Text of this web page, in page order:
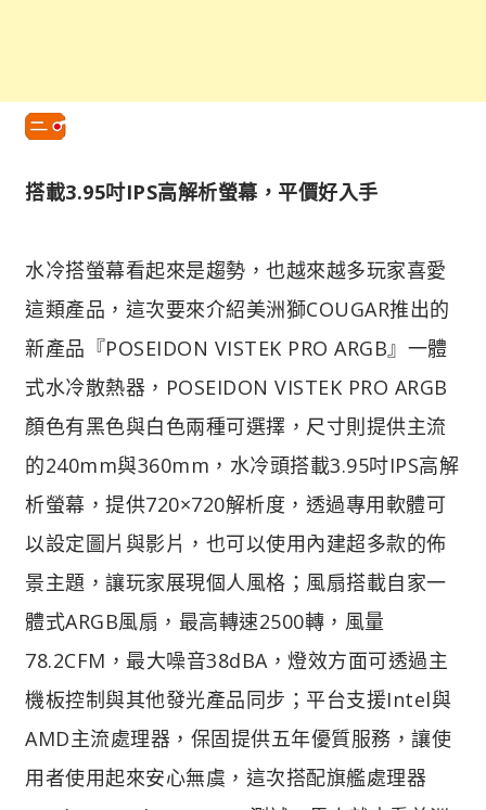
搭載3.95吋IPS高解析螢幕，平價好入手
水冷搭螢幕看起來是趨勢，也越來越多玩家喜愛
這類產品，這次要來介紹美洲獅COUGAR推出的
新產品『POSEIDON VISTEK PRO ARGB』一體
式水冷散熱器，POSEIDON VISTEK PRO ARGB
顏色有黑色與白色兩種可選擇，尺寸則提供主流
的240mm與360mm，水冷頭搭載3.95吋IPS高解
析螢幕，提供720×720解析度，透過專用軟體可
以設定圖片與影片，也可以使用內建超多款的佈
景主題，讓玩家展現個人風格；風扇搭載自家一
體式ARGB風扇，最高轉速2500轉，風量
78.2CFM，最大噪音38dBA，燈效方面可透過主
機板控制與其他發光產品同步；平台支援Intel與
AMD主流處理器，保固提供五年優質服務，讓使
用者使用起來安心無虞，這次搭配旗艦處理器